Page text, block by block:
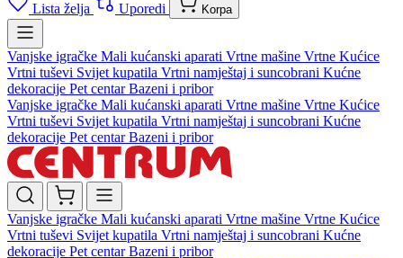
Lista želja Uporedi Korpa
Vanjske igračke Mali kućanski aparati Vrtne mašine Vrtne Kućice
Vrtni tuševi Svijet kupatila Vrtni namještaj i suncobrani Kućne
dekoracije Pet centarBazeni i pribor
Vanjske igračke Mali kućanski aparati Vrtne mašine Vrtne Kućice
Vrtni tuševi Svijet kupatila Vrtni namještaj i suncobrani Kućne
dekoracije Pet centarBazeni i pribor
Vanjske igračke Mali kućanski aparati Vrtne mašine Vrtne Kućice
Vrtni tuševi Svijet kupatila Vrtni namještaj i suncobrani Kućne
dekoracije Pet centarBazeni i pribor